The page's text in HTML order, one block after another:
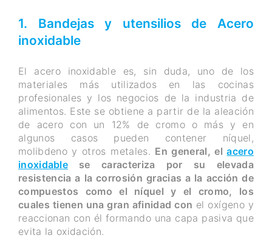
1. Bandejas y utensilios de Acero
inoxidable
El acero inoxidable es, sin duda, uno de los
materiales más utilizados en las cocinas
profesionales y los negocios de la industria de
alimentos. Este se obtiene a partir de la aleación
de acero con un 12% de cromo o más y en
algunos casos pueden contener níquel,
molibdeno y otros metales. En general, elacero
inoxidable se caracteriza por su elevada
resistencia a la corrosión gracias a la acción de
compuestos como el níquel y el cromo, los
cuales tienen una gran afinidad con el oxígeno y
reaccionan con él formando una capa pasiva que
evita la oxidación.